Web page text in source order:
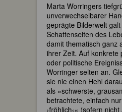
Marta Worringers
unverwechselbarer
geprägte Bilderwelt
Schattenseiten des
damit thematisch ganz
ihrer Zeit. Auf konkrete
oder politische
Worringer selten an.
sie nie einen Hehl
als »schwerste,
betrachtete, einfach nur
›fröhlich‹« (sofern